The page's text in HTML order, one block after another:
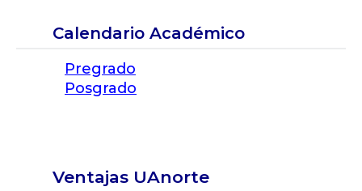
Calendario Académico
Pregrado
Posgrado
Ventajas UAnorte